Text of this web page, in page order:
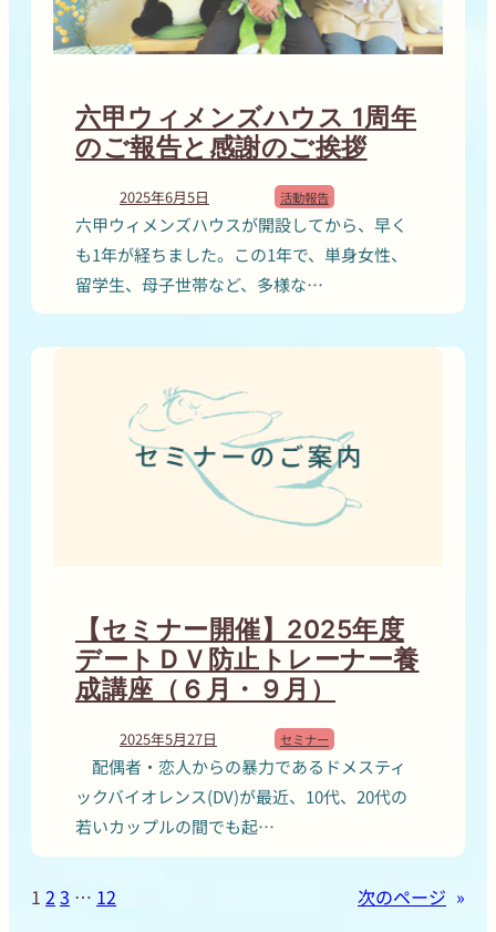
六甲ウィメンズハウス 1周年
のご報告と感謝のご挨拶
2025年6月5日 活動報告
六甲ウィメンズハウスが開設してから、早く
も1年が経ちました。この1年で、単身女性、
留学生、母子世帯など、多様な…
【セミナー開催】2025年度
デートＤＶ防止トレーナー養
成講座（６月・９月）
2025年5月27日 セミナー
配偶者・恋人からの暴力であるドメスティ
ックバイオレンス(DV)が最近、10代、20代の
若いカップルの間でも起…
1 2 3 … 12 次のページ »